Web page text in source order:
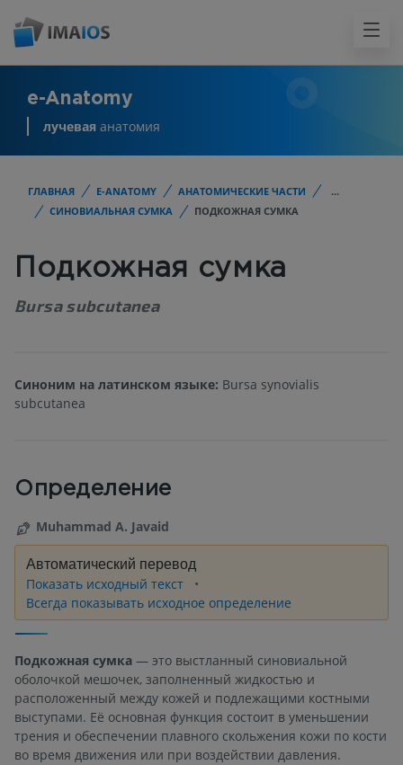
e-Anatomy
лучевая анатомия
ГЛАВНАЯ E-ANATOMY АНАТОМИЧЕСКИЕ ЧАСТИ
...
СИНОВИАЛЬНАЯ СУМКА
ПОДКОЖНАЯ СУМКА
Подкожная сумка
Bursa subcutanea
Синоним на латинском языке: Bursa synovialis
subcutanea
Определение
Muhammad A. Javaid
Автоматический перевод
Показать исходный текст
Всегда показывать исходное определение
Подкожная сумка — это выстланный синовиальной
оболочкой мешочек, заполненный жидкостью и
расположенный между кожей и подлежащими костными
выступами. Её основная функция состоит в уменьшении
трения и обеспечении плавного скольжения кожи по кости
во время движения или при воздействии давления.